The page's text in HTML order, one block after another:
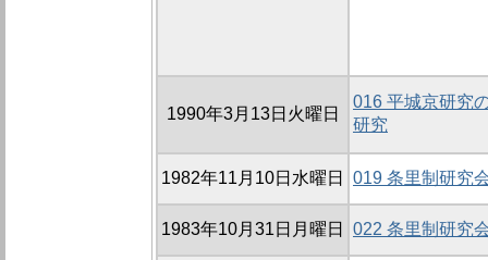
1990年3月13日火曜日
016 平城京研究
研究
1982年11月10日水曜日 019 条里制研究
1983年10月31日月曜日 022 条里制研究